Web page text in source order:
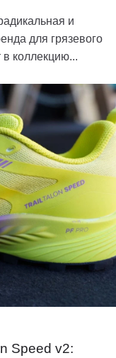
и
для грязевого
коллекцию...
Speed v2: